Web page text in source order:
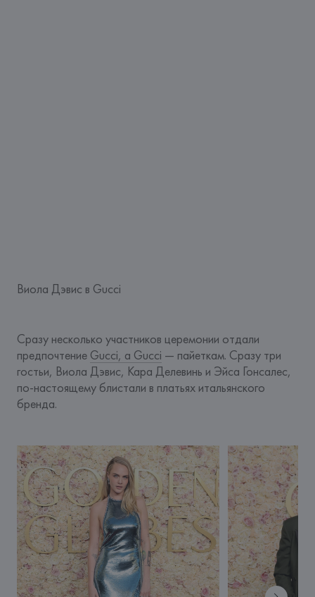
Виола Дэвис в Gucci
Сразу несколько участников церемонии отдали
предпочтение Gucci, а Gucci — пайеткам. Сразу три
гостьи, Виола Дэвис, Кара Делевинь и Эйса Гонсалес,
по-настоящему блистали в платьях итальянского
бренда.